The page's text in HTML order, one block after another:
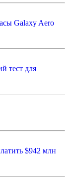
Galaxy Aero
тест для
$942 млн